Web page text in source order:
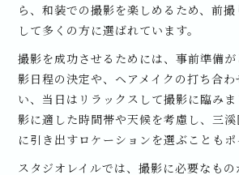
ら、和装での撮影を楽しめるため、前
して多くの方に選ばれています。
撮影を成功させるためには、事前準備
影日程の決定や、ヘアメイクの打ち合
い、当日はリラックスして撮影に臨み
影に適した時間帯や天候を考慮し、三
に引き出すロケーションを選ぶこともポ
スタジオレイルでは、撮影に必要なも